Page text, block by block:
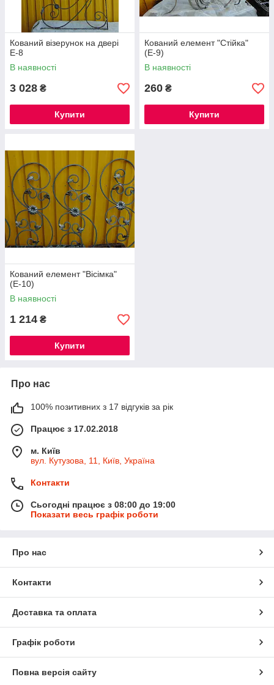
Кований візерунок на двері
Е-8
В наявності
3 028 ₴
Купити
Кований елемент "Стійка"
(Е-9)
В наявності
260 ₴
Купити
Кований елемент "Вісімка"
(Е-10)
В наявності
1 214 ₴
Купити
Про нас
100% позитивних з 17 відгуків за рік
Працює з 17.02.2018
м. Київ
вул. Кутузова, 11, Київ, Україна
Контакти
Сьогодні працює з 08:00 до 19:00
Показати весь графік роботи
Про нас
Контакти
Доставка та оплата
Графік роботи
Повна версія сайту